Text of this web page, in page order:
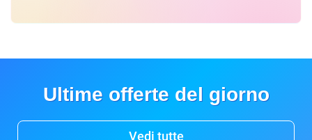
Ultime offerte del giorno
Vedi tutte